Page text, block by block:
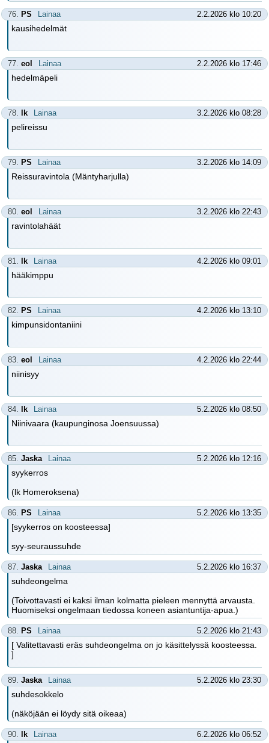
76. PS Lainaa 2.2.2026 klo 10:20
kausihedelmät
77. eol Lainaa 2.2.2026 klo 17:46
hedelmäpeli
78. lk Lainaa 3.2.2026 klo 08:28
pelireissu
79. PS Lainaa 3.2.2026 klo 14:09
Reissuravintola (Mäntyharjulla)
80. eol Lainaa 3.2.2026 klo 22:43
ravintolahäät
81. lk Lainaa 4.2.2026 klo 09:01
hääkimppu
82. PS Lainaa 4.2.2026 klo 13:10
kimpunsidontaniini
83. eol Lainaa 4.2.2026 klo 22:44
niinisyy
84. lk Lainaa 5.2.2026 klo 08:50
Niinivaara (kaupunginosa Joensuussa)
85. Jaska Lainaa 5.2.2026 klo 12:16
syykerros
(lk Homeroksena)
86. PS Lainaa 5.2.2026 klo 13:35
[syykerros on koosteessa]
syy-seuraussuhde
87. Jaska Lainaa 5.2.2026 klo 16:37
suhdeongelma
(Toivottavasti ei kaksi ilman kolmatta pieleen mennyttä arvausta.
Huomiseksi ongelmaan tiedossa koneen asiantuntija-apua.)
88. PS Lainaa 5.2.2026 klo 21:43
[ Valitettavasti eräs suhdeongelma on jo käsittelyssä koosteessa.
]
89. Jaska Lainaa 5.2.2026 klo 23:30
suhdesokkelo
(näköjään ei löydy sitä oikeaa)
90. lk Lainaa 6.2.2026 klo 06:52